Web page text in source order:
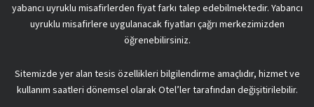
yabancı uyruklu misafirlerden fiyat farkı talep edebilmektedir. Yabancı
uyruklu misafirlere uygulanacak fiyatları çağrı merkezimizden
öğrenebilirsiniz.
Sitemizde yer alan tesis özellikleri bilgilendirme amaçlıdır, hizmet ve
kullanım saatleri dönemsel olarak Otel’ler tarafından değişitirilebilir.